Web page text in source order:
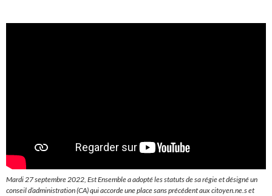
Mardi 27 septembre 2022, Est Ensemble a adopté les statuts de sa régie et désigné un
conseil d’administration (CA) qui accorde une place sans précédent aux citoyen.ne.s et